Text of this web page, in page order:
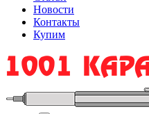
Новости
Контакты
Купим